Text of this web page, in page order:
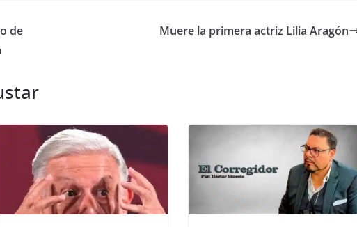
p
de
Muere la primera actriz Lilia Aragón